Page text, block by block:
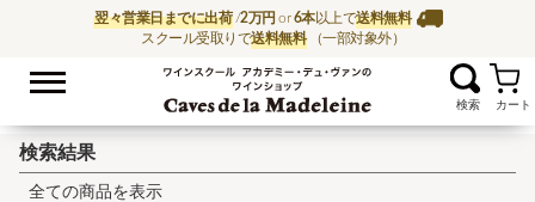
翌々営業日までに出荷/2万円 or6本以上で送料無料
スクール受取りで送料無料 （一部対象外）
ワイン通販ならワイ
お気に入
検索結果
全ての商品を表示